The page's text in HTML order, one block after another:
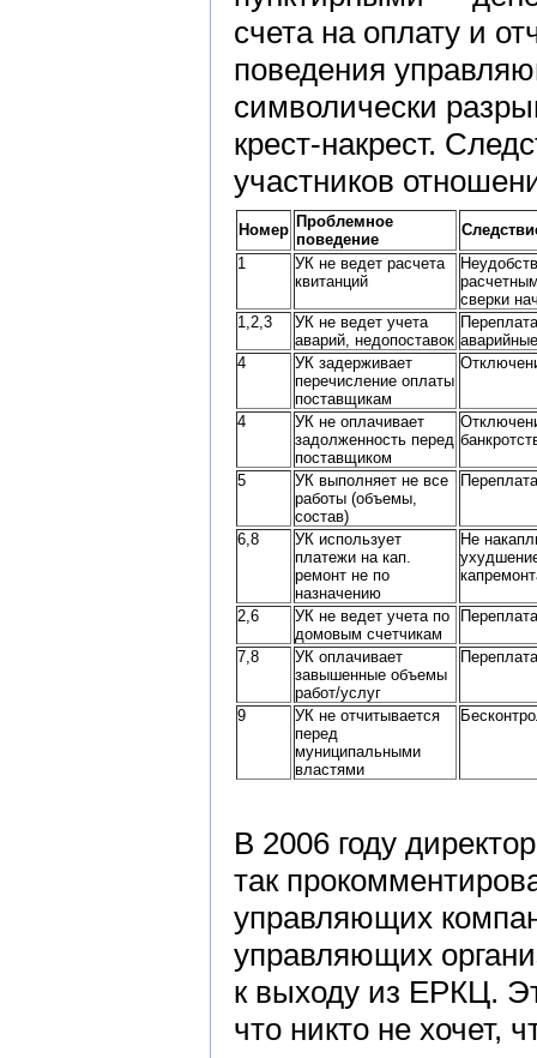
счета на оплату и
поведения
символически
крест-накрест.
участников
Номер Проблемное
поведение
1
УК не ведет расчета
квитанций
сверки
1,2,3
УК не ведет учета
аварий, недопоставок
4
УК задерживает
перечисление оплаты
поставщикам
4
УК не оплачивает
задолженность перед
поставщиком
5
УК выполняет не все
работы (объемы,
состав)
6,8
УК использует
платежи на кап.
ремонт не по
назначению
Не
2,6
УК не ведет учета по
домовым счетчикам
7,8
УК оплачивает
завышенные объемы
работ/услуг
9
УК не отчитывается
перед
муниципальными
властями
В 2006 году
так
управляющих
управляющих
к выходу из ЕРКЦ.
что никто не хочет,